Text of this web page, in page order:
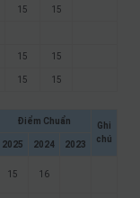
15 15
15 15
15 15
Điểm Chuẩn
Ghi
chú
2025 2024 2023
15 16